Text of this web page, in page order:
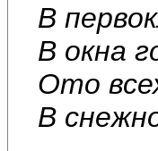
В
В окна
Ото
В